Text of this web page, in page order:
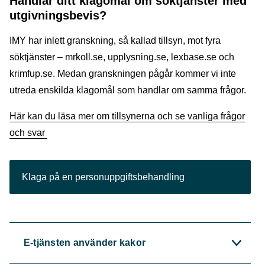
utgivningsbevis?
IMY har inlett granskning, så kallad tillsyn, mot fyra
söktjänster – mrkoll.se, upplysning.se, lexbase.se och
krimfup.se. Medan granskningen pågår kommer vi inte
utreda enskilda klagomål som handlar om samma frågor.
Här kan du läsa mer om tillsynerna och se vanliga frågor
och svar
Klaga på en personuppgiftsbehandling
E-tjänsten använder kakor